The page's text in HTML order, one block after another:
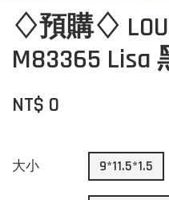
♢預購♢
M83365
NT$ 0
大小 9*11.5*1.5